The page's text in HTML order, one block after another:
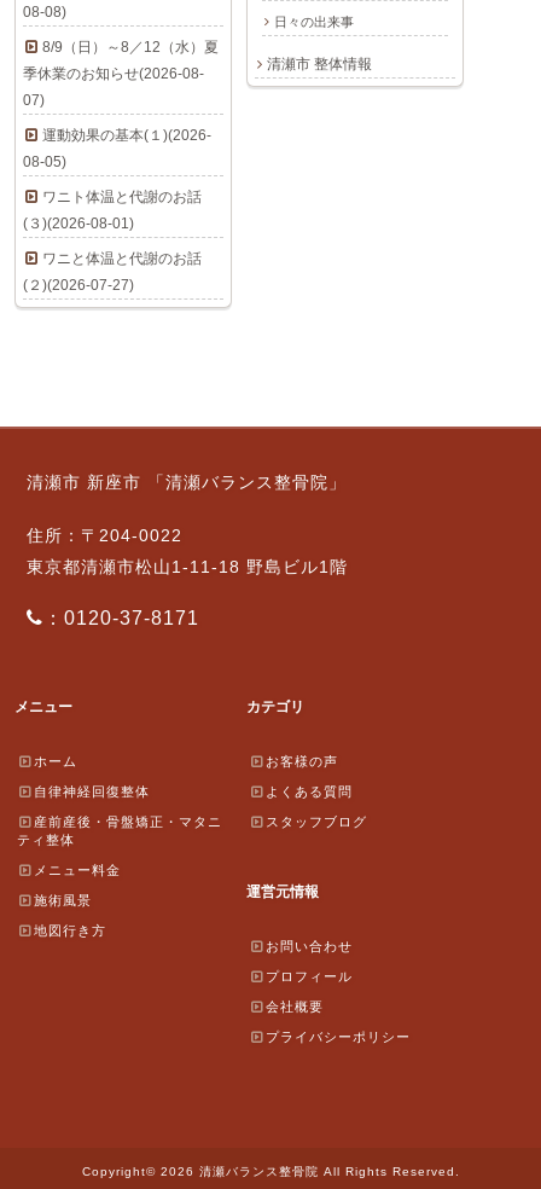
日々の出来事
清瀬市 整体情報
08-08)
8/9（日）～8／12（水）夏
季休業のお知らせ(2026-08-
07)
運動効果の基本(１)(2026-
08-05)
ワニト体温と代謝のお話
(３)(2026-08-01)
ワニと体温と代謝のお話
(２)(2026-07-27)
清瀬市 新座市 「清瀬バランス整骨院」
住所：〒204-0022
東京都清瀬市松山1-11-18 野島ビル1階
：0120-37-8171
メニュー
ホーム
自律神経回復整体
産前産後・骨盤矯正・マタニ
ティ整体
メニュー料金
施術風景
地図行き方
カテゴリ
お客様の声
よくある質問
スタッフブログ
運営元情報
お問い合わせ
プロフィール
会社概要
プライバシーポリシー
Copyright© 2026 清瀬バランス整骨院 All Rights Reserved.